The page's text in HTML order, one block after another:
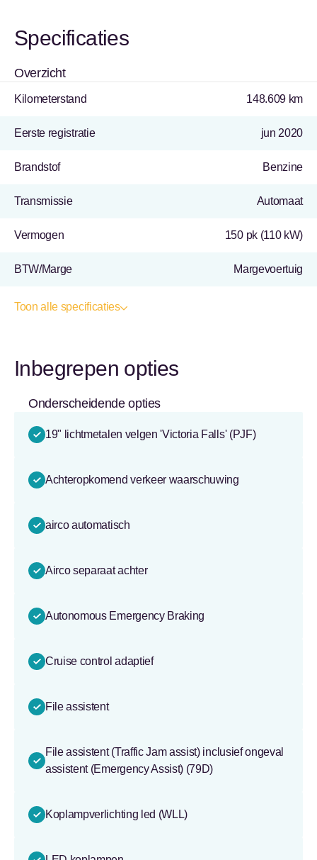
Specificaties
Overzicht
Kilometerstand 148.609 km
Eerste registratie jun 2020
Brandstof Benzine
Transmissie Automaat
Vermogen 150 pk (110 kW)
BTW/Marge Margevoertuig
Toon alle specificaties
Inbegrepen opties
Onderscheidende opties
19" lichtmetalen velgen 'Victoria Falls' (PJF)
Achteropkomend verkeer waarschuwing
airco automatisch
Airco separaat achter
Autonomous Emergency Braking
Cruise control adaptief
File assistent
File assistent (Traffic Jam assist) inclusief ongeval
assistent (Emergency Assist) (79D)
Koplampverlichting led (WLL)